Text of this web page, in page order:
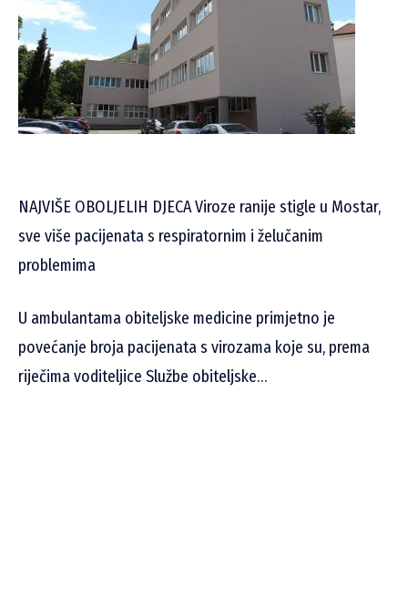
NAJVIŠE OBOLJELIH DJECA Viroze ranije stigle u Mostar,
sve više pacijenata s respiratornim i želučanim
problemima
U ambulantama obiteljske medicine primjetno je
povećanje broja pacijenata s virozama koje su, prema
riječima voditeljice Službe obiteljske…